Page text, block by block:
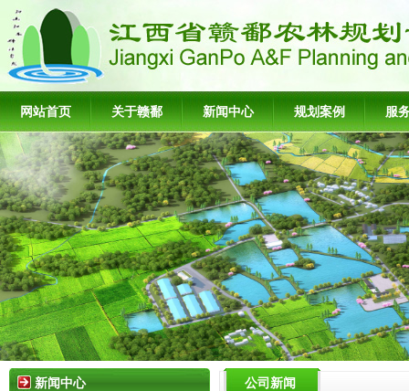
网站首页 关于赣鄱 新闻中心 规划案例 服
新闻中心 公司新闻